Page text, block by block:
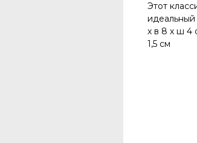
Этот
x в 8 x ш 4
1,5 см